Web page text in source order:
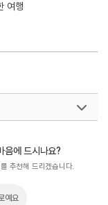
여행
음에 드시나요?
추천해 드리겠습니다.
예요